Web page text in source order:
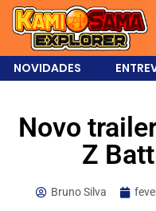
NOVIDADES
Novo
Z
Bruno Silva